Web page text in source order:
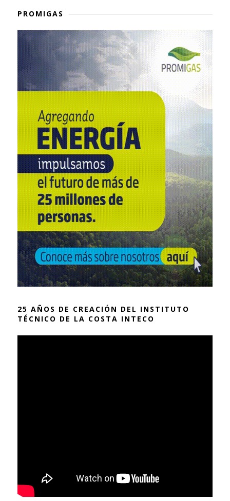
PROMIGAS
25 AÑOS DE CREACIÓN DEL INSTITUTO
TÉCNICO DE LA COSTA INTECO